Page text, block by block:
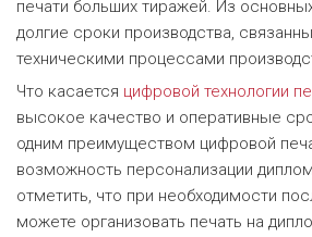
печати больших тиражей. Из
долгие сроки производства,
техническими процессами
Что касается цифровой технологии
высокое качество и оперативные
одним преимуществом цифровой
возможность персонализации
отметить, что при необходимости
можете организовать печать на